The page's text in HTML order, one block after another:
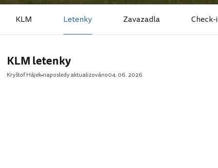
KLM Letenky Zavazadla Check-
KLM letenky
Kryštof Hájek naposledy aktualizováno04. 06. 2026